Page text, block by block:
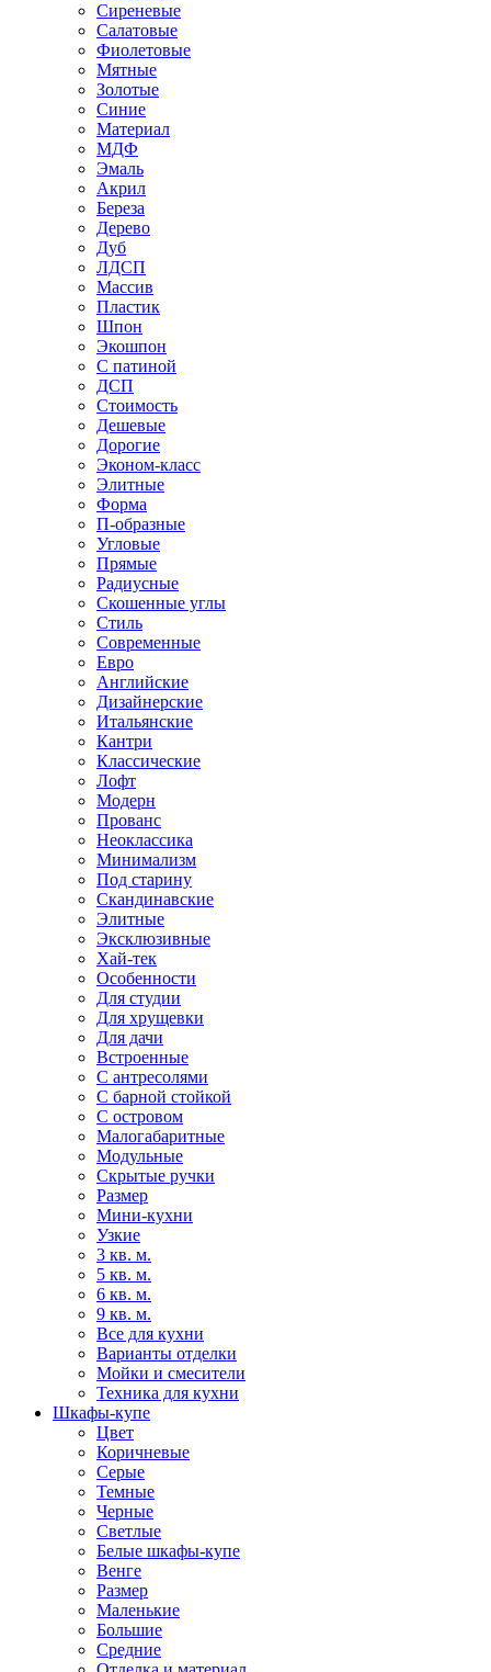
Сиреневые
Салатовые
Фиолетовые
Мятные
Золотые
Синие
Материал
МДФ
Эмаль
Акрил
Береза
Дерево
Дуб
ЛДСП
Массив
Пластик
Шпон
Экошпон
С патиной
ДСП
Стоимость
Дешевые
Дорогие
Эконом-класс
Элитные
Форма
П-образные
Угловые
Прямые
Радиусные
Скошенные углы
Стиль
Современные
Евро
Английские
Дизайнерские
Итальянские
Кантри
Классические
Лофт
Модерн
Прованс
Неоклассика
Минимализм
Под старину
Скандинавские
Элитные
Эксклюзивные
Хай-тек
Особенности
Для студии
Для хрущевки
Для дачи
Встроенные
С антресолями
С барной стойкой
С островом
Малогабаритные
Модульные
Скрытые ручки
Размер
Мини-кухни
Узкие
3 кв. м.
5 кв. м.
6 кв. м.
9 кв. м.
Все для кухни
Варианты отделки
Мойки и смесители
Техника для кухни
Шкафы-купе
Цвет
Коричневые
Серые
Темные
Черные
Светлые
Белые шкафы-купе
Венге
Размер
Маленькие
Большие
Средние